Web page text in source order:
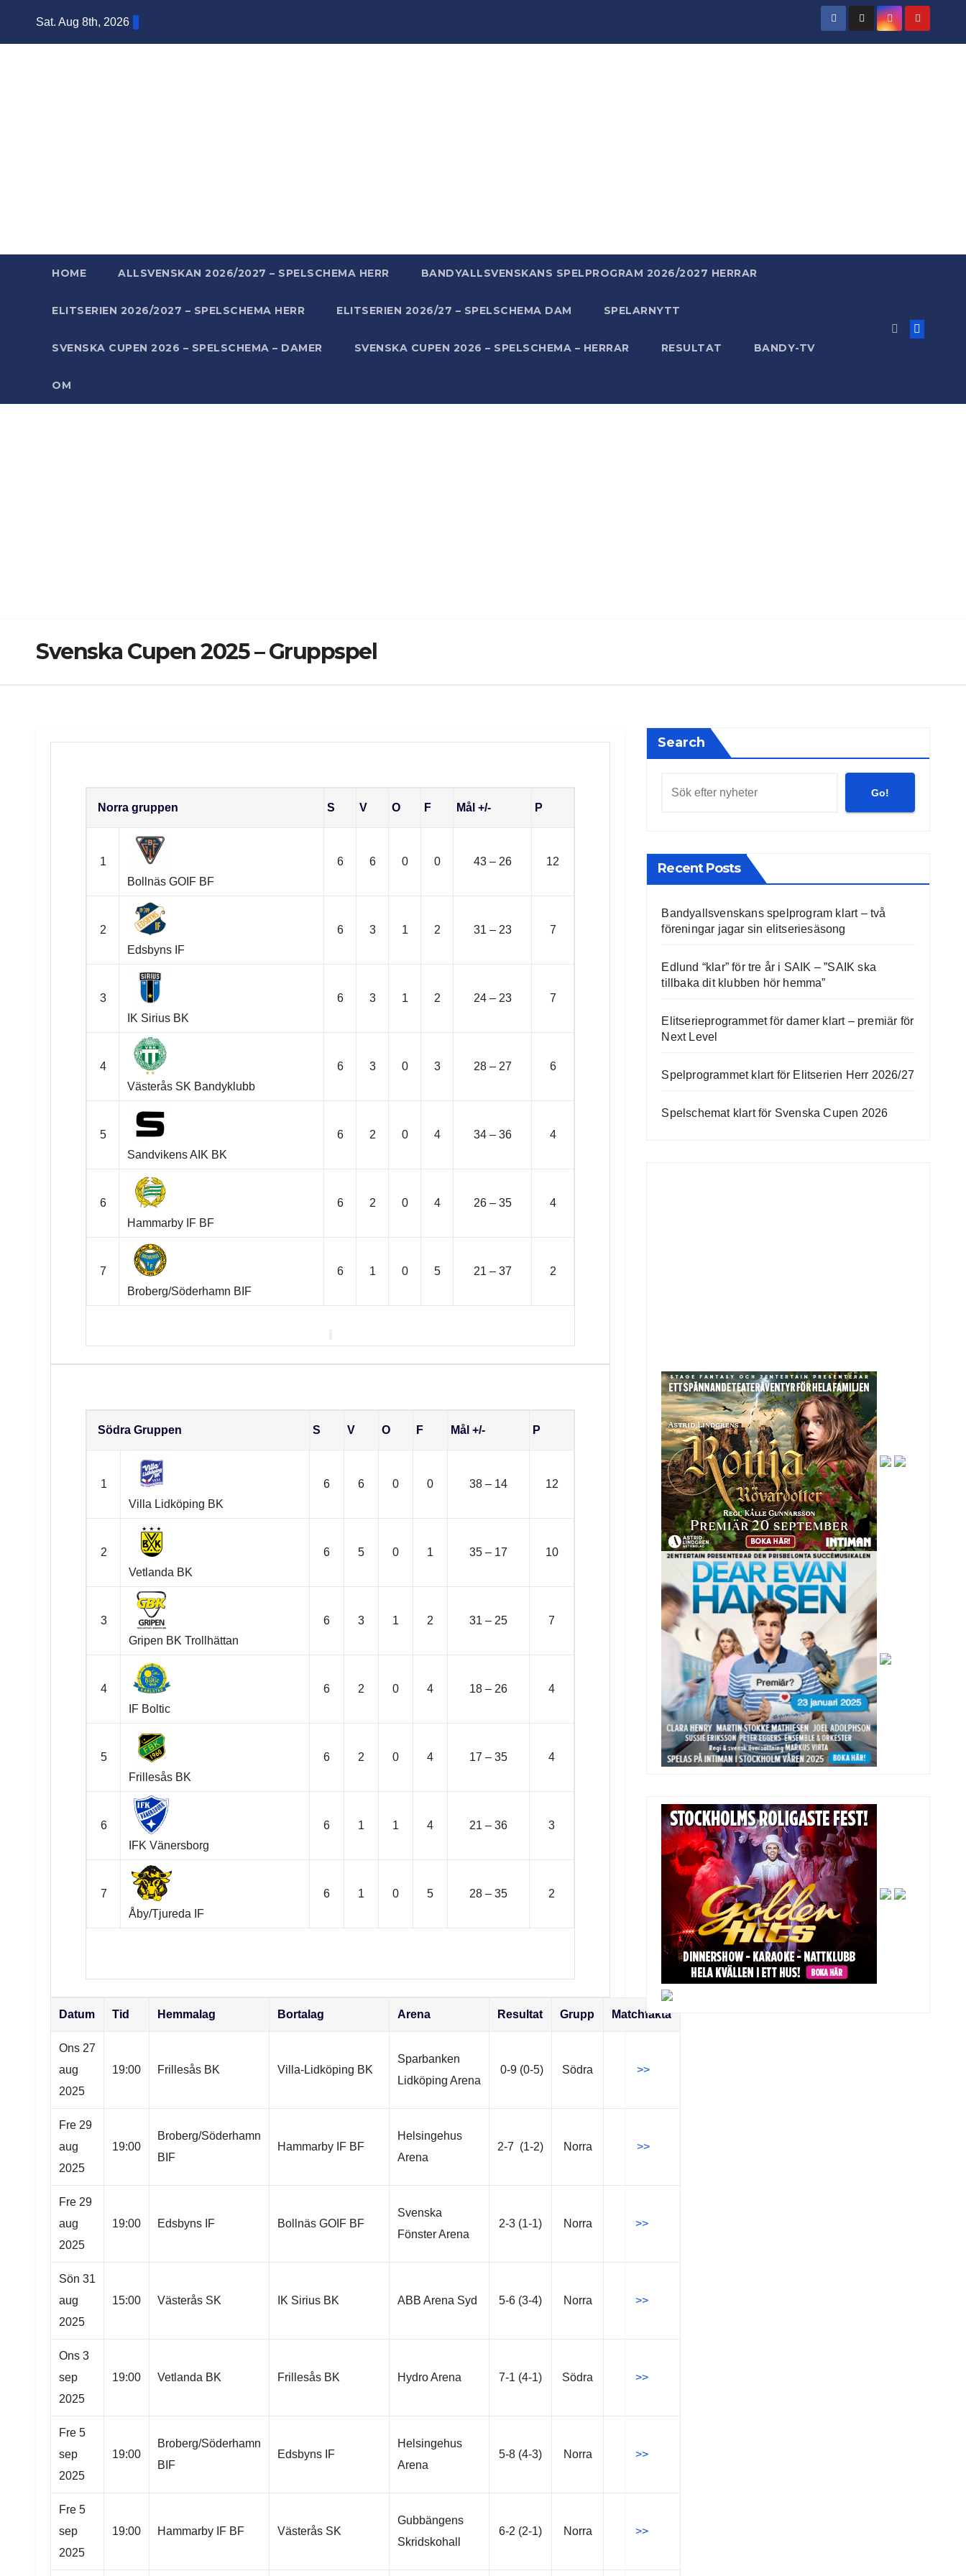
Sat. Aug 8th, 2026
HOME ALLSVENSKAN 2026/2027 – SPELSCHEMA HERR BANDYALLSVENSKANS SPELPROGRAM 2026/2027 HERRAR
ELITSERIEN 2026/2027 – SPELSCHEMA HERR ELITSERIEN 2026/27 – SPELSCHEMA DAM SPELARNYTT
SVENSKA CUPEN 2026 – SPELSCHEMA – DAMER SVENSKA CUPEN 2026 – SPELSCHEMA – HERRAR RESULTAT BANDY-TV
OM
Svenska Cupen 2025 – Gruppspel
Norra gruppen S V O F Mål +/- P
1
Bollnäs GOIF BF
6 6 0 0 43 – 26 12
2
Edsbyns IF
6 3 1 2 31 – 23 7
3
IK Sirius BK
6 3 1 2 24 – 23 7
4
Västerås SK Bandyklubb
6 3 0 3 28 – 27 6
5
Sandvikens AIK BK
6 2 0 4 34 – 36 4
6
Hammarby IF BF
6 2 0 4 26 – 35 4
7
Broberg/Söderhamn BIF
6 1 0 5 21 – 37 2
Södra Gruppen S V O F Mål +/- P
1
Villa Lidköping BK
6 6 0 0 38 – 14 12
2
Vetlanda BK
6 5 0 1 35 – 17 10
3
Gripen BK Trollhättan
6 3 1 2 31 – 25 7
4
IF Boltic
6 2 0 4 18 – 26 4
5
Frillesås BK
6 2 0 4 17 – 35 4
6
IFK Vänersborg
6 1 1 4 21 – 36 3
7
Åby/Tjureda IF
6 1 0 5 28 – 35 2
Datum Tid Hemmalag Bortalag Arena Resultat Grupp Matchfakta
Ons 27
aug
2025
19:00 Frillesås BK Villa-Lidköping BK
Sparbanken
Lidköping Arena
0-9 (0-5) Södra >>
Fre 29
aug
2025
19:00
Broberg/Söderhamn
BIF
Hammarby IF BF
Helsingehus
Arena
2-7 (1-2) Norra >>
Fre 29
aug
2025
19:00 Edsbyns IF Bollnäs GOIF BF
Svenska
Fönster Arena
2-3 (1-1) Norra >>
Sön 31
aug
2025
15:00 Västerås SK IK Sirius BK ABB Arena Syd 5-6 (3-4) Norra >>
Ons 3
sep
2025
19:00 Vetlanda BK Frillesås BK Hydro Arena 7-1 (4-1) Södra >>
Fre 5
sep
2025
19:00
Broberg/Söderhamn
BIF
Edsbyns IF
Helsingehus
Arena
5-8 (4-3) Norra >>
Fre 5
sep
2025
19:00 Hammarby IF BF Västerås SK
Gubbängens
Skridskohall
6-2 (2-1) Norra >>
Search
Go!
Recent Posts
Bandyallsvenskans spelprogram klart – två
föreningar jagar sin elitseriesäsong
Edlund “klar” för tre år i SAIK – ”SAIK ska
tillbaka dit klubben hör hemma”
Elitserieprogrammet för damer klart – premiär för
Next Level
Spelprogrammet klart för Elitserien Herr 2026/27
Spelschemat klart för Svenska Cupen 2026